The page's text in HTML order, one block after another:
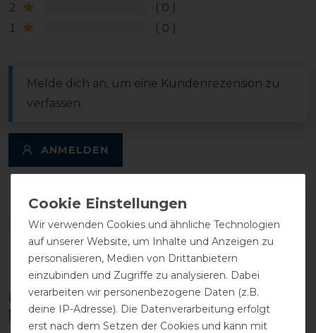
2
0
1
0
Melde dich an, um eine Kundenrezension zu
verfassen.
ANMELDEN
DETAILS ZUR PRODUKTSICHERHEIT
Diese Produkte könnten dich auch
interessieren
Wir verwenden Cookies und ähnliche Technologien
auf unserer Website, um Inhalte und Anzeigen zu
personalisieren, Medien von Drittanbietern
einzubinden und Zugriffe zu analysieren. Dabei
verarbeiten wir personenbezogene Daten (z.B.
deine IP-Adresse). Die Datenverarbeitung erfolgt
erst nach dem Setzen der Cookies und kann mit